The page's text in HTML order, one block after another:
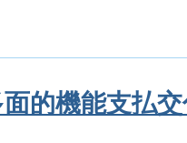
的機能支払